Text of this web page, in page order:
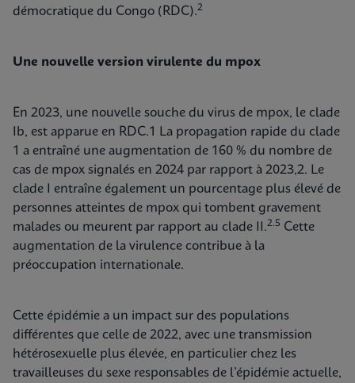
démocratique du Congo (RDC).2
Une nouvelle version virulente du mpox
En 2023, une nouvelle souche du virus de mpox, le clade
Ib, est apparue en RDC.1 La propagation rapide du clade
1 a entraîné une augmentation de 160 % du nombre de
cas de mpox signalés en 2024 par rapport à 2023,2. Le
clade I entraîne également un pourcentage plus élevé de
personnes atteintes de mpox qui tombent gravement
malades ou meurent par rapport au clade II.2.5 Cette
augmentation de la virulence contribue à la
préoccupation internationale.
Cette épidémie a un impact sur des populations
différentes que celle de 2022, avec une transmission
hétérosexuelle plus élevée, en particulier chez les
travailleuses du sexe responsables de l’épidémie actuelle,